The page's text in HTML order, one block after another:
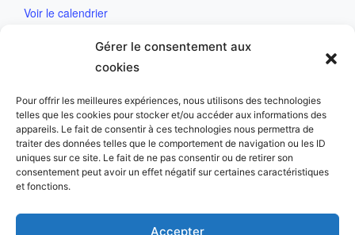
Gérer le consentement aux
cookies
Pour offrir les meilleures expériences, nous utilisons des technologies
telles que les cookies pour stocker et/ou accéder aux informations des
appareils. Le fait de consentir à ces technologies nous permettra de
traiter des données telles que le comportement de navigation ou les ID
uniques sur ce site. Le fait de ne pas consentir ou de retirer son
consentement peut avoir un effet négatif sur certaines caractéristiques
et fonctions.
Accepter
Voir le calendrier
Mentions & Conditions
Charte des données personnelles
Copyright © 2023 Golf du Comminges. All Rights